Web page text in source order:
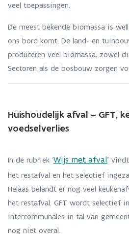
veel toepassingen.
De meest bekende biomassa is
ons bord komt. De land- en
produceren veel biomassa, zowel
Sectoren als de bosbouw zorgen
Huishoudelijk afval – GFT,
voedselverlies
In de rubriek ‘Wijs met afval’
het restafval en het selectief
Helaas belandt er nog veel
het restafval. GFT wordt selectief
intercommunales in tal van
nog niet overal.